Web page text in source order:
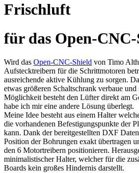
Frisch­luft
für das Open-
Wird das Open-CNC-Shield von Timo
Aufstecktreibern für die Schrittmotoren
ausreichende aktive Kühlung zu sorgen.
etwas größeren Schaltschrank verbaue
Möglichkeit besteht den Lüfter direkt am
habe ich mir eine andere Lösung überlegt.
Meine Idee besteht aus einem Halter
die vorhandenen Befestigungspunkte der
kann. Dank der bereitgestellten DXF
Position der Bohrungen exakt übertragen
den 6 Motortreibern positionieren.
minimalistischer Halter, welcher für die
Boards kein großes Hindernis darstellt.